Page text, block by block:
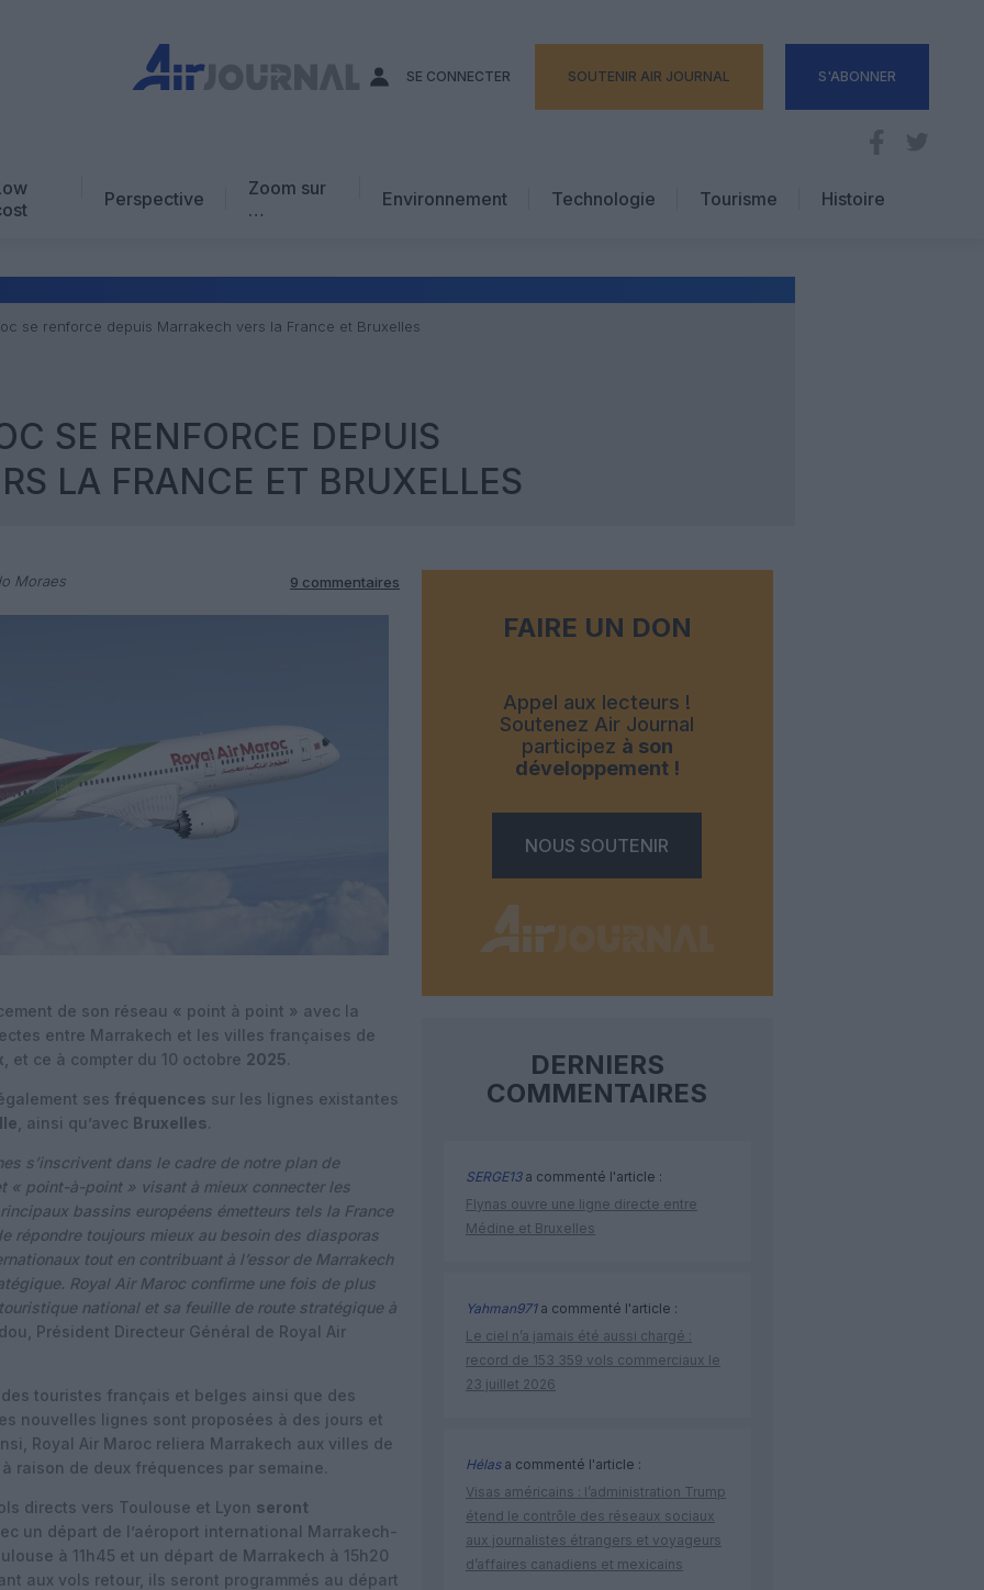
SE CONNECTER SOUTENIR AIR JOURNAL S'ABONNER
Perspective
Zoom sur
…
Avis d’expert
Environnement Technologie
Tourisme
Hôtellerie
Histoire
se renforce depuis Marrakech vers la France et Bruxelles
SE RENFORCE DEPUIS
LA FRANCE ET BRUXELLES
Moraes 9 commentaires
de son réseau « point à point » avec la
entre Marrakech et les villes françaises de
, et ce à compter du 10 octobre 2025.
ses fréquences sur les lignes existantes
, ainsi qu’avec Bruxelles.
s’inscrivent dans le cadre de notre plan de
« point-à-point » visant à mieux connecter les
bassins européens émetteurs tels la France
répondre toujours mieux au besoin des diasporas
tout en contribuant à l’essor de Marrakech
Royal Air Maroc confirme une fois de plus
national et sa feuille de route stratégique à
Président Directeur Général de Royal Air
touristes français et belges ainsi que des
nouvelles lignes sont proposées à des jours et
Royal Air Maroc reliera Marrakech aux villes de
raison de deux fréquences par semaine.
directs vers Toulouse et Lyon seront
un départ de l’aéroport international Marrakech-
à 11h45 et un départ de Marrakech à 15h20
aux vols retour, ils seront programmés au départ
FAIRE UN DON
Appel aux lecteurs !
Soutenez Air Journal
participez à son
développement !
NOUS SOUTENIR
DERNIERS
COMMENTAIRES
SERGE13a commenté l'article :
Flynas ouvre une ligne directe entre
Médine et Bruxelles
Yahman971a commenté l'article :
Le ciel n’a jamais été aussi chargé :
record de 153 359 vols commerciaux le
23 juillet 2026
Hélasa commenté l'article :
Visas américains : l’administration Trump
étend le contrôle des réseaux sociaux
aux journalistes étrangers et voyageurs
d’affaires canadiens et mexicains